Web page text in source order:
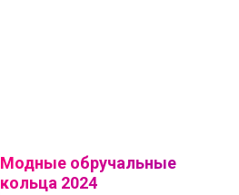
Модные обручальные
кольца 2024